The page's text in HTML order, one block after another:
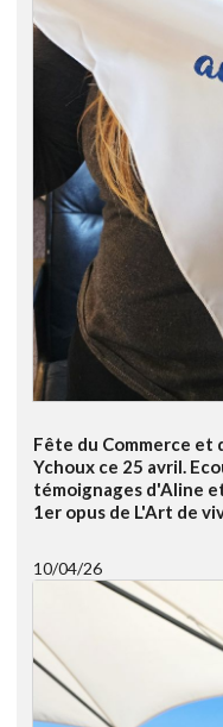
Fête du Commerce et
Ychoux ce 25 avril.
témoignages d'Aline
1er opus de L'Art de
10/04/26